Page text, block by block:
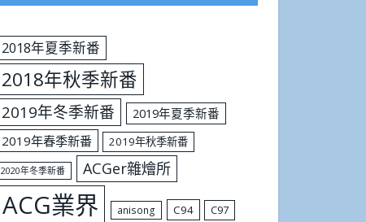
2018年夏季新番
2018年秋季新番
2019年冬季新番
2019年夏季新番
2019年春季新番
2019年秋季新番
2020年冬季新番 ACGer雜燴所
ACG業界 anisong C94 C97